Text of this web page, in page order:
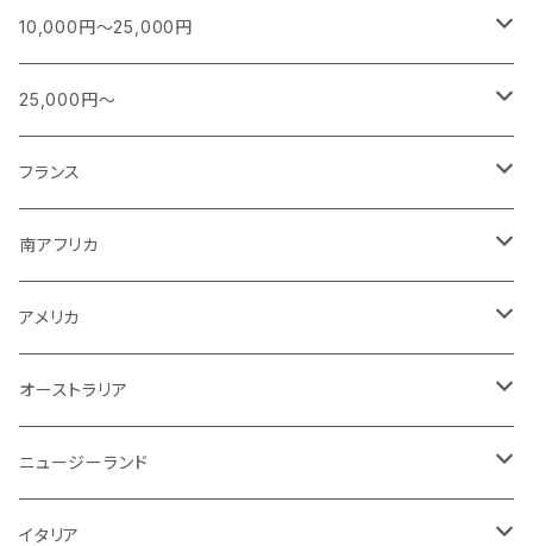
カレー、エスニック、中華などに合うワイン
特別な日に楽しむワイン
白(オレンジ)
赤
ロゼ
紫！？
シャンパーニュ
ブルゴーニュ
南アフリカ
スパークリング
白ワイン
日本
スパークリング
白ワイン
アメリカ
スパークリング
白ワイン
ギリシャ
スパークリング
白ワイン
オーストラリア
スパークリング
白ワイン
チリ
スパークリング
白ワイン
イタリア
泡
アルゼンチン
フランス
シャンパーニュ
ブルゴーニュ
南アフリカ
スパークリング
白ワイン
ニュージーランド
スパークリング
白ワイン
ポルトガル
泡
白ワイン
オーストラリア
泡
白ワイン
イタリア
白
赤
ドイツ
赤
スペイン
10,000円～25,000円
フランス
シャンパーニュ
ボルドー
アメリカ
赤
白
ドイツ
白
赤
25,000円～
シャンパーニュ
ブルゴーニュ
白ワイン
赤ワイン
アメリカ
赤
フランス
シャンパーニュ
ブルゴーニュ
ボルドー
その他
南アフリカ
スパークリング
白
赤
アメリカ
スパークリング
白
赤
オーストラリア
白
赤
ニュージーランド
白
イタリア